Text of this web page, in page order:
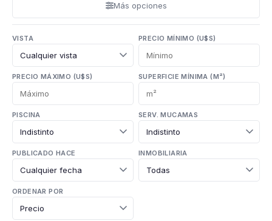
Más opciones
VISTA PRECIO MÍNIMO (U$S)
PRECIO MÁXIMO (U$S) SUPERFICIE MÍNIMA (M²)
PISCINA SERV. MUCAMAS
PUBLICADO HACE INMOBILIARIA
ORDENAR POR